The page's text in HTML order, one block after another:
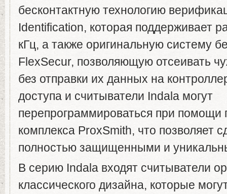
бесконтактную технологию
Identification, которая поддерживает
кГц, а также оригинальную систему
FlexSecur, позволяющую отсеивать
без отправки их данных на
доступа и считыватели Indala могут
перепрограммироваться при помощи
комплекса ProxSmith, что позволяет
полностью защищенными и
В серию Indala входят считыватели
классического дизайна, которые